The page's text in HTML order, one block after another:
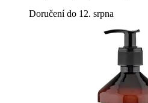
Doručení do 12. srpna